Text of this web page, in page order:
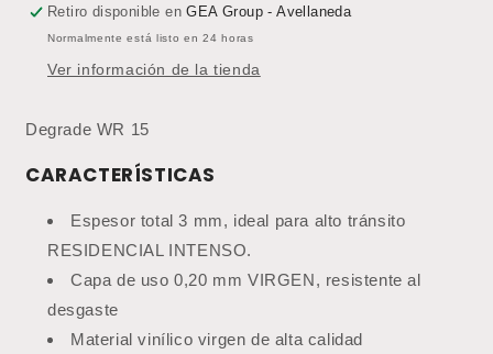
WR
15
(Precio
por
WR
15
(Precio
por
Retiro disponible enGEA Group - Avellaneda
Normalmente está listo en 24 horas
Ver información de la tienda
Degrade WR 15
CARACTERÍSTICAS
Espesor total 3 mm, ideal para alto tránsito
RESIDENCIAL INTENSO.
Capa de uso 0,20 mm VIRGEN, resistente al
desgaste
Material vinílico virgen de alta calidad